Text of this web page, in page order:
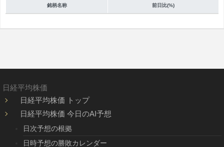
銘柄名称 前日比(%)
日経平均株価
日経平均株価 トップ
日経平均株価 今日のAI予想
日次予想の根拠
日時予想の勝敗カレンダー